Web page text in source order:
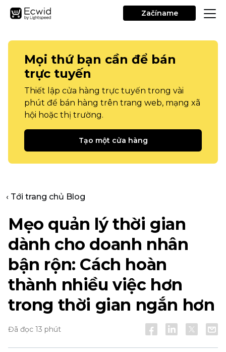
Začíname
Mọi thứ bạn cần để bán
trực tuyến
Thiết lập cửa hàng trực tuyến trong vài
phút để bán hàng trên trang web, mạng xã
hội hoặc thị trường.
Tạo một cửa hàng
‹ Tới trang chủ Blog
Mẹo quản lý thời gian
dành cho doanh nhân
bận rộn: Cách hoàn
thành nhiều việc hơn
trong thời gian ngắn hơn
Đã đọc 13 phút